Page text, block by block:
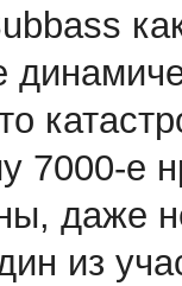
7000-е
даже
из